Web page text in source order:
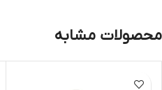
محصولات مشابه